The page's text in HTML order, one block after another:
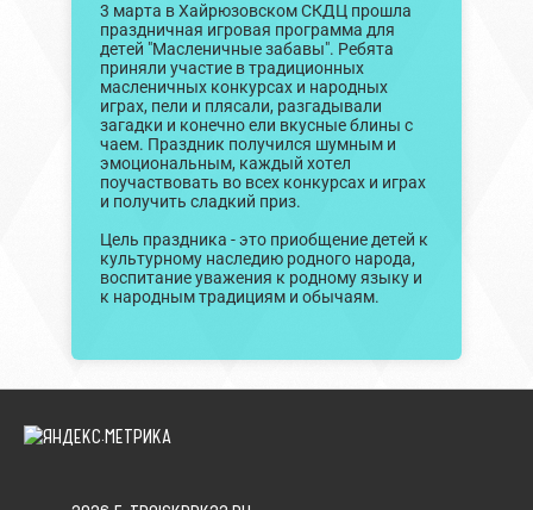
3 марта в Хайрюзовском СКДЦ прошла
праздничная игровая программа для
детей "Масленичные забавы". Ребята
приняли участие в традиционных
масленичных конкурсах и народных
играх, пели и плясали, разгадывали
загадки и конечно ели вкусные блины с
чаем. Праздник получился шумным и
эмоциональным, каждый хотел
поучаствовать во всех конкурсах и играх
и получить сладкий приз.
Цель праздника - это приобщение детей к
культурному наследию родного народа,
воспитание уважения к родному языку и
к народным традициям и обычаям.